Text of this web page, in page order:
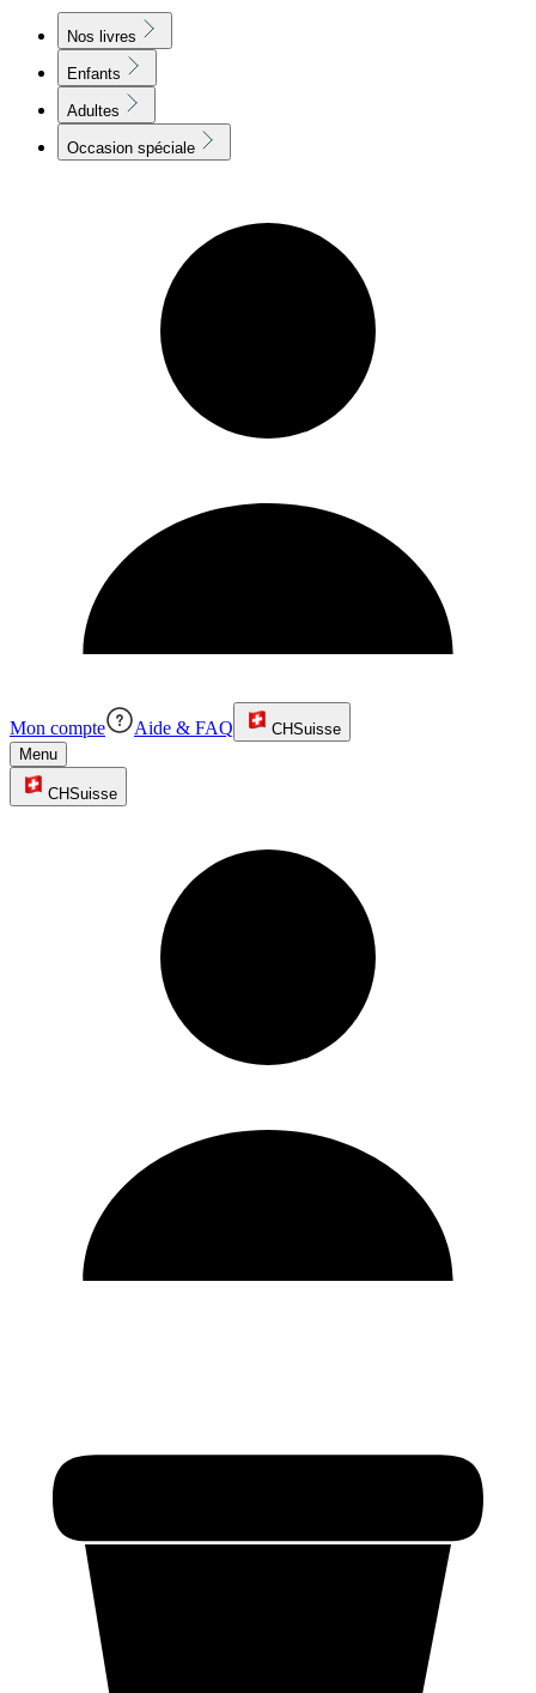
Nos livres
Enfants
Adultes
Occasion spéciale
Mon compte Aide & FAQ CHSuisse
Menu
CHSuisse